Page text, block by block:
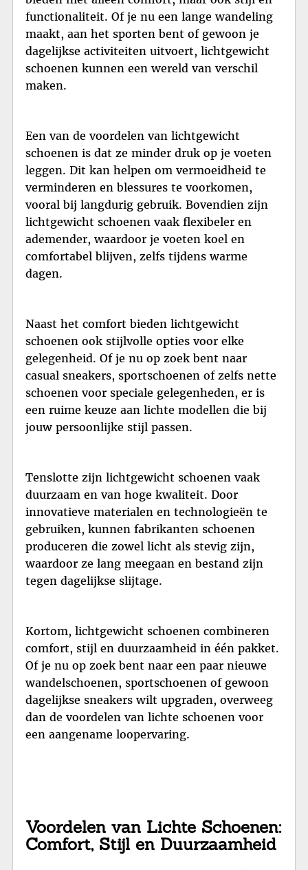
functionaliteit. Of je nu een lange wandeling
maakt, aan het sporten bent of gewoon je
dagelijkse activiteiten uitvoert, lichtgewicht
schoenen kunnen een wereld van verschil
maken.
Een van de voordelen van lichtgewicht
schoenen is dat ze minder druk op je voeten
leggen. Dit kan helpen om vermoeidheid te
verminderen en blessures te voorkomen,
vooral bij langdurig gebruik. Bovendien zijn
lichtgewicht schoenen vaak flexibeler en
ademender, waardoor je voeten koel en
comfortabel blijven, zelfs tijdens warme
dagen.
Naast het comfort bieden lichtgewicht
schoenen ook stijlvolle opties voor elke
gelegenheid. Of je nu op zoek bent naar
casual sneakers, sportschoenen of zelfs nette
schoenen voor speciale gelegenheden, er is
een ruime keuze aan lichte modellen die bij
jouw persoonlijke stijl passen.
Tenslotte zijn lichtgewicht schoenen vaak
duurzaam en van hoge kwaliteit. Door
innovatieve materialen en technologieën te
gebruiken, kunnen fabrikanten schoenen
produceren die zowel licht als stevig zijn,
waardoor ze lang meegaan en bestand zijn
tegen dagelijkse slijtage.
Kortom, lichtgewicht schoenen combineren
comfort, stijl en duurzaamheid in één pakket.
Of je nu op zoek bent naar een paar nieuwe
wandelschoenen, sportschoenen of gewoon
dagelijkse sneakers wilt upgraden, overweeg
dan de voordelen van lichte schoenen voor
een aangename loopervaring.
Voordelen van Lichte Schoenen:
Comfort, Stijl en Duurzaamheid